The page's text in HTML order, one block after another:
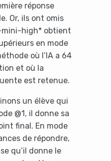
réponse
Or, ils ont omis
mini-high* obtient
en mode
où l’IA a 64
et où la
est retenue.
un élève qui
@1, il donne sa
final. En mode
de répondre,
qu’il donne le